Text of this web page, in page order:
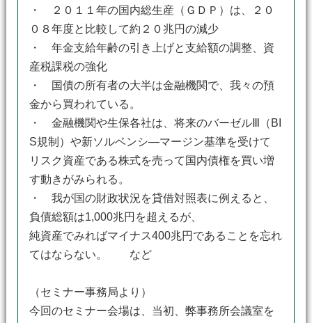
・ ２０１１年の国内総生産（ＧＤＰ）は、２０
０８年度と比較して約２０兆円の減少
・ 年金支給年齢の引き上げと支給額の調整、資
産税課税の強化
・ 国債の所有者の大半は金融機関で、我々の預
金から買われている。
・ 金融機関や生保各社は、将来のバーゼルⅢ（BI
S規制）や新ソルベンシ―マージン基準を受けて
リスク資産である株式を売って国内債権を買い増
す動きがみられる。
・ 我が国の財政状況を貸借対照表に例えると、
負債総額は1,000兆円を超えるが、
純資産でみればマイナス400兆円であることを忘れ
てはならない。 など
（セミナー事務局より）
今回のセミナー会場は、当初、弊事務所会議室を